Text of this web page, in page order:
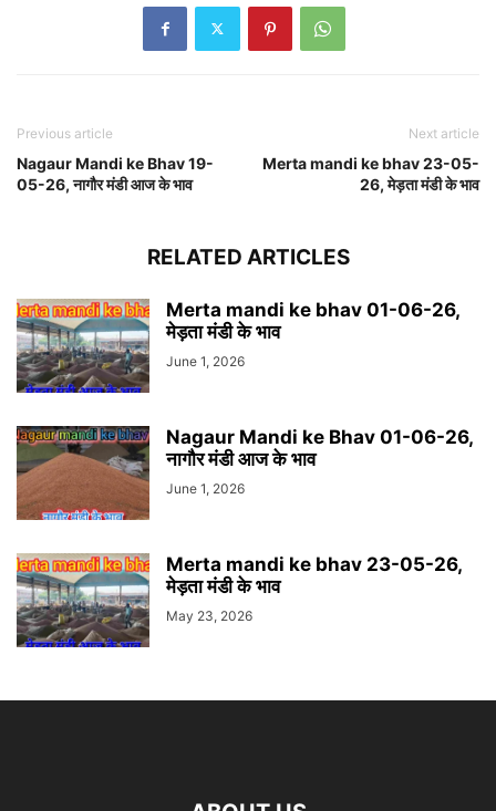
Previous article
Nagaur Mandi ke Bhav 19-
05-26, नागौर मंडी आज के भाव
Next article
Merta mandi ke bhav 23-05-
26, मेड़ता मंडी के भाव
RELATED ARTICLES
Merta mandi ke bhav 01-06-26,
मेड़ता मंडी के भाव
June 1, 2026
Nagaur Mandi ke Bhav 01-06-26,
नागौर मंडी आज के भाव
June 1, 2026
Merta mandi ke bhav 23-05-26,
मेड़ता मंडी के भाव
May 23, 2026